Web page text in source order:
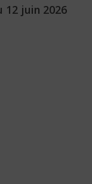
12 juin 2026